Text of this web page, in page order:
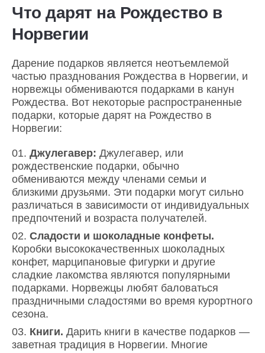
Что дарят на Рождество в
Норвегии
Дарение подарков является неотъемлемой
частью празднования Рождества в Норвегии, и
норвежцы обмениваются подарками в канун
Рождества. Вот некоторые распространенные
подарки, которые дарят на Рождество в
Норвегии:
Джулегавер: Джулегавер, или
рождественские подарки, обычно
обмениваются между членами семьи и
близкими друзьями. Эти подарки могут сильно
различаться в зависимости от индивидуальных
предпочтений и возраста получателей.
Сладости и шоколадные конфеты.
Коробки высококачественных шоколадных
конфет, марципановые фигурки и другие
сладкие лакомства являются популярными
подарками. Норвежцы любят баловаться
праздничными сладостями во время курортного
сезона.
Книги. Дарить книги в качестве подарков —
заветная традиция в Норвегии. Многие